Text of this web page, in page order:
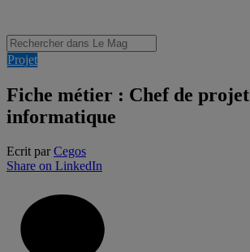
Projet
Fiche métier : Chef de projet
informatique
Ecrit parCegos
Share on LinkedIn